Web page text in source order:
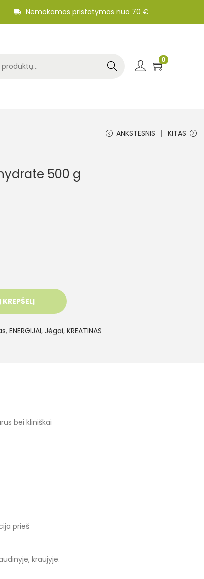
Nemokamas pristatymas nuo 70 €
Search
0
ANKSTESNIS KITAS
500 g
Į KREPŠELĮ
, ENERGIJAI, Jėgai, KREATINAS
bei kliniškai
prieš
kraujyje.